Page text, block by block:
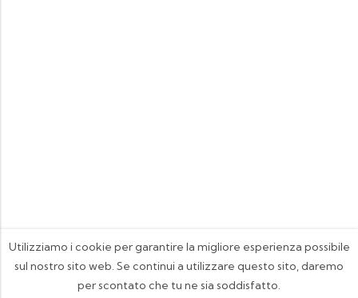
Utilizziamo i cookie per garantire la migliore esperienza possibile
sul nostro sito web. Se continui a utilizzare questo sito, daremo
per scontato che tu ne sia soddisfatto.